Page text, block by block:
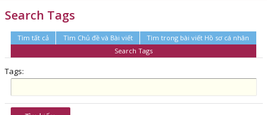
Search Tags
Tìm tất cả Tìm Chủ đề và Bài viết
Tìm trong bài viết Hồ sơ cá nhân
Search Tags
Tags: